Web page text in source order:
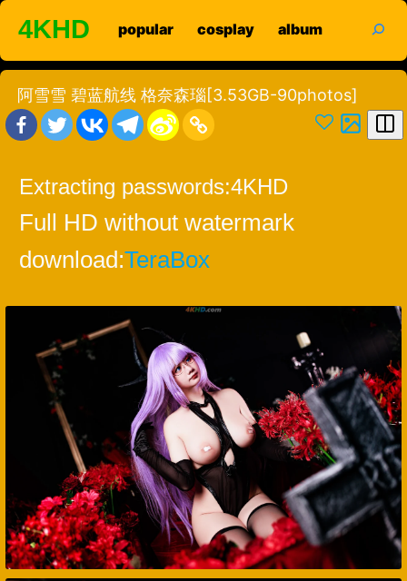
Skip
content
4KHD popular cosplay album
阿雪雪 碧蓝航线 格奈森瑙[3.53GB-90photos]
Extracting passwords:4KHD
Full HD without watermark
download:TeraBox